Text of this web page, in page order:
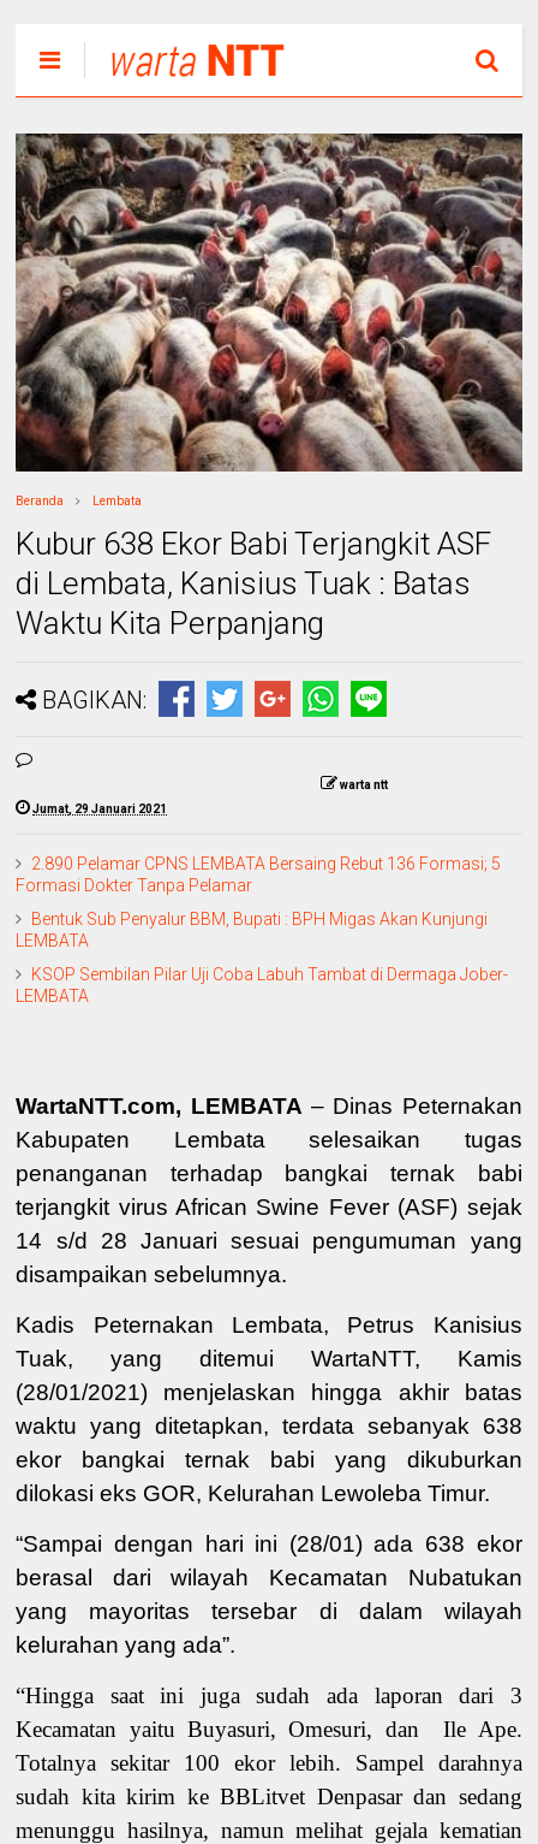
Beranda Lembata
Kubur 638 Ekor Babi Terjangkit ASF
di Lembata, Kanisius Tuak : Batas
Waktu Kita Perpanjang
BAGIKAN:
warta ntt
Jumat, 29 Januari 2021
2.890 Pelamar CPNS LEMBATA Bersaing Rebut 136 Formasi; 5
Formasi Dokter Tanpa Pelamar
Bentuk Sub Penyalur BBM, Bupati : BPH Migas Akan Kunjungi
LEMBATA
KSOP Sembilan Pilar Uji Coba Labuh Tambat di Dermaga Jober-
LEMBATA
WartaNTT.com, LEMBATA – Dinas Peternakan
Kabupaten Lembata selesaikan tugas
penanganan terhadap bangkai ternak babi
terjangkit virus African Swine Fever (ASF) sejak
14 s/d 28 Januari sesuai pengumuman yang
disampaikan sebelumnya.
Kadis Peternakan Lembata, Petrus Kanisius
Tuak, yang ditemui WartaNTT, Kamis
(28/01/2021) menjelaskan hingga akhir batas
waktu yang ditetapkan, terdata sebanyak 638
ekor bangkai ternak babi yang dikuburkan
dilokasi eks GOR, Kelurahan Lewoleba Timur.
“Sampai dengan hari ini (28/01) ada 638 ekor
berasal dari wilayah Kecamatan Nubatukan
yang mayoritas tersebar di dalam wilayah
kelurahan yang ada”.
“Hingga saat ini juga sudah ada laporan dari 3
Kecamatan yaituBuyasuri, Omesuri, dan Ile Ape.
Totalnya sekitar 100 ekor lebih. Sampel darahnya
sudah kita kirim ke BBLitvet Denpasar dan sedang
menunggu hasilnya, namun melihat gejala kematian